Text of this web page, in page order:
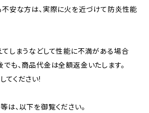
不安な方は、実際に火を近づけて防炎性能
てしまうなどして性能に不満がある場合
でも、商品代金は全額返金いたします。
てください!
、以下を御覧ください。